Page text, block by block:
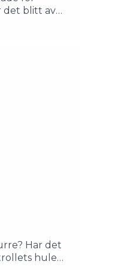
det blitt av
er hennes
om ukjente
av
Har det
hule